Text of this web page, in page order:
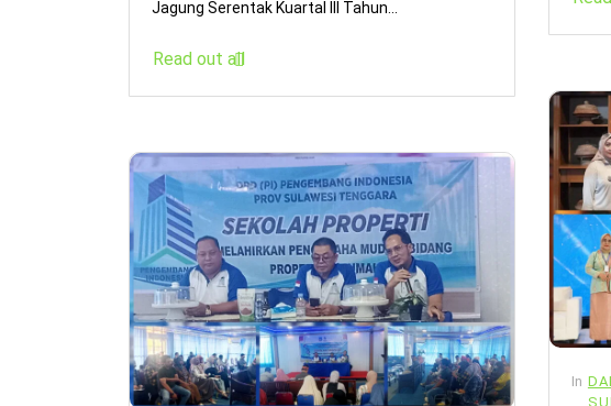
Jagung Serentak Kuartal III Tahun...
Read out all
In